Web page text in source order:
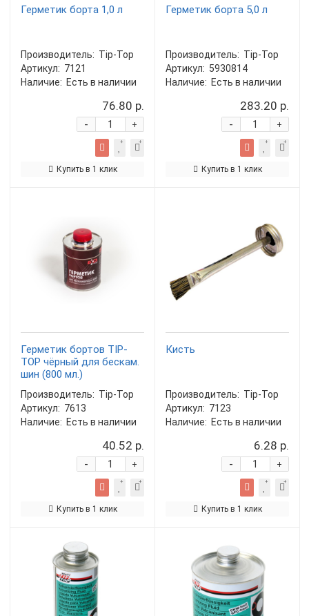
Герметик борта 1,0 л
Производитель: Tip-Top
Артикул: 7121
Наличие: Есть в наличии
76.80 р.
+
-
Купить в 1 клик
Герметик борта 5,0 л
Производитель: Tip-Top
Артикул: 5930814
Наличие: Есть в наличии
283.20 р.
+
-
Купить в 1 клик
Герметик бортов TIP-
TOP чёрный для бескам.
шин (800 мл.)
Производитель: Tip-Top
Артикул: 7613
Наличие: Есть в наличии
40.52 р.
+
-
Купить в 1 клик
Кисть
Производитель: Tip-Top
Артикул: 7123
Наличие: Есть в наличии
6.28 р.
+
-
Купить в 1 клик